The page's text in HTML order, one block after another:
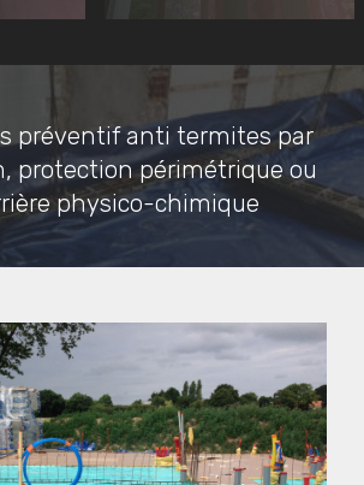
préventif anti termites par
protection périmétrique ou
physico-chimique